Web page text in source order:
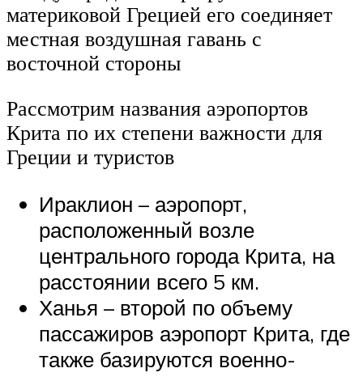
материковой Грецией его соединяет
местная воздушная гавань с
восточной стороны
Рассмотрим названия аэропортов
Крита по их степени важности для
Греции и туристов
Ираклион – аэропорт,
расположенный возле
центрального города Крита, на
расстоянии всего 5 км.
Ханья – второй по объему
пассажиров аэропорт Крита, где
также базируются военно-